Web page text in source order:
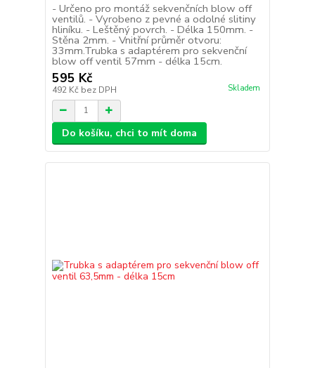
- Určeno pro montáž sekvenčních blow off
ventilů. - Vyrobeno z pevné a odolné slitiny
hliníku. - Leštěný povrch. - Délka 150mm. -
Stěna 2mm. - Vnitřní průměr otvoru:
33mm.Trubka s adaptérem pro sekvenční
blow off ventil 57mm - délka 15cm.
595 Kč
492 Kč bez DPH Skladem
Do košíku, chci to mít doma